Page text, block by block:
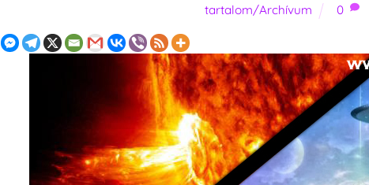
tartalom/Archívum
0